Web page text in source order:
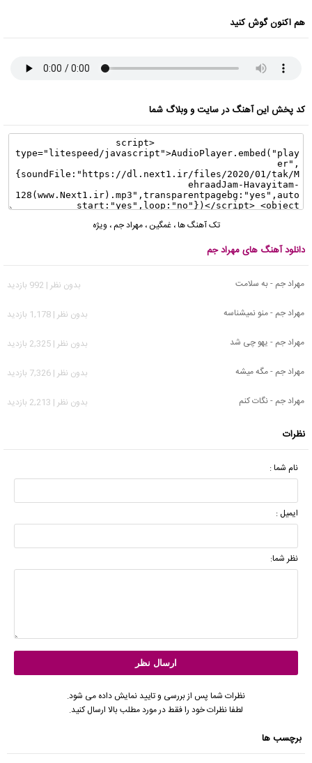
هم اکنون گوش کنید
کد پخش این آهنگ در سایت و وبلاگ شما
تک آهنگ ها،غمگین ،مهراد جم، ویژه
دانلود آهنگ های مهراد جم
مهراد جم - به سلامت
بدون نظر | 992 بازدید
مهراد جم - منو نمیشناسه
بدون نظر | 1,178 بازدید
مهراد جم - یهو چی شد
بدون نظر | 2,325 بازدید
مهراد جم - مگه میشه
بدون نظر | 7,326 بازدید
مهراد جم - نگات کنم
بدون نظر | 2,213 بازدید
نظرات
نام شما :
ایمیل :
نظر شما:
نظرات شما پس از بررسی و تایید نمایش داده می شود.
لطفا نظرات خود را فقط در مورد مطلب بالا ارسال کنید.
برچسب ها